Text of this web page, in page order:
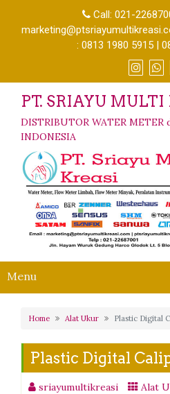
Call: 021-
: 0813 1980 5915 |
PT. SRIAYU MULTI
DISTRIBUTOR WATER METER
INDONESIA
Menu
Home Alat Ukur Plastic Digital
Plastic Digital
sriayumultikreasi Alat